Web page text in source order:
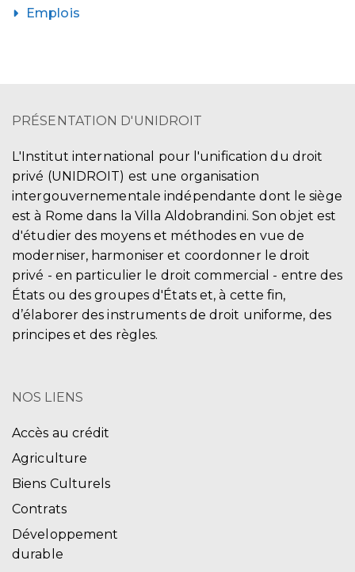
Emplois
PRÉSENTATION D'UNIDROIT
L'Institut international pour l'unification du droit
privé (UNIDROIT) est une organisation
intergouvernementale indépendante dont le siège
est à Rome dans la Villa Aldobrandini. Son objet est
d'étudier des moyens et méthodes en vue de
moderniser, harmoniser et coordonner le droit
privé - en particulier le droit commercial - entre des
États ou des groupes d'États et, à cette fin,
d’élaborer des instruments de droit uniforme, des
principes et des règles.
NOS LIENS
Accès au crédit
Agriculture
Biens Culturels
Contrats
Développement
durable